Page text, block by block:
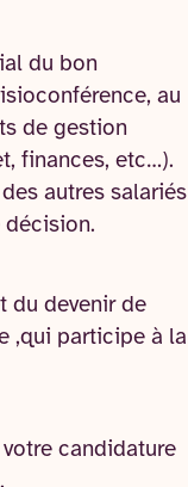
du bon
au
de gestion
finances, etc…).
autres salariés
décision.
du devenir de
,qui participe à la
candidature